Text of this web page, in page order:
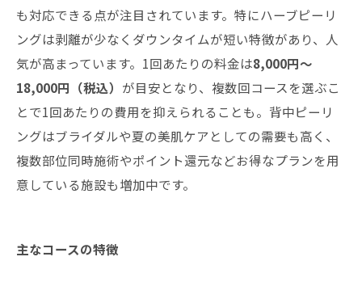
も対応できる点が注目されています。特にハーブピーリ
ングは剥離が少なくダウンタイムが短い特徴があり、人
気が高まっています。1回あたりの料金は8,000円〜
18,000円（税込） が目安となり、複数回コースを選ぶこ
とで1回あたりの費用を抑えられることも。背中ピーリ
ングはブライダルや夏の美肌ケアとしての需要も高く、
複数部位同時施術やポイント還元などお得なプランを用
意している施設も増加中です。
主なコースの特徴